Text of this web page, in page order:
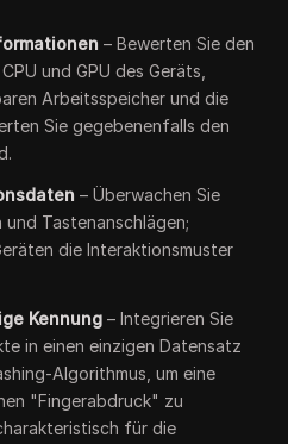
– Bewerten Sie den
und GPU des Geräts,
Arbeitsspeicher und die
Sie gegebenenfalls den
– Überwachen Sie
Tastenanschlägen;
die Interaktionsmuster
Kennung– Integrieren Sie
in einen einzigen Datensatz
Algorithmus, um eine
"Fingerabdruck" zu
für die